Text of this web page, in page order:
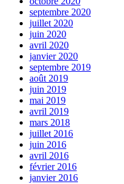
septembre 2020
juillet 2020
juin 2020
avril 2020
janvier 2020
septembre 2019
août 2019
juin 2019
mai 2019
avril 2019
mars 2018
juillet 2016
juin 2016
avril 2016
février 2016
janvier 2016